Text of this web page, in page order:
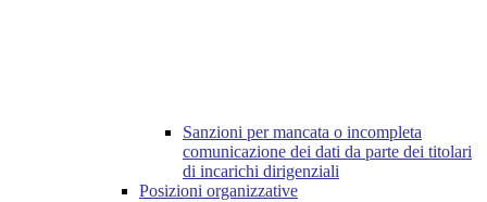
Sanzioni per mancata o incompleta
comunicazione dei dati da parte dei titolari
di incarichi dirigenziali
Posizioni organizzative